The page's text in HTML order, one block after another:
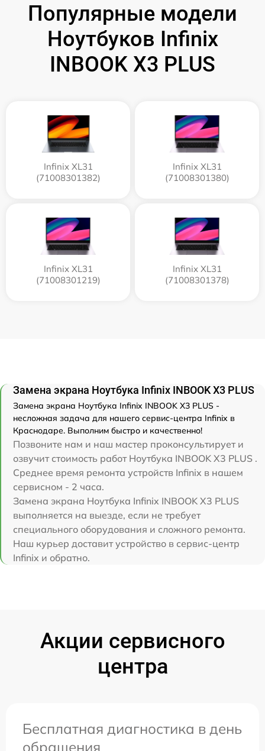
Популярные модели
Ноутбуков Infinix
INBOOK X3 PLUS
Infinix XL31
(71008301382)
Infinix XL31
(71008301380)
Infinix XL31
(71008301219)
Infinix XL31
(71008301378)
Замена экрана Ноутбука Infinix INBOOK X3 PLUS
Замена экрана Ноутбука Infinix INBOOK X3 PLUS -
несложная задача для нашего сервис-центра Infinix в
Краснодаре. Выполним быстро и качественно!
Позвоните нам и наш мастер проконсультирует и
озвучит стоимость работ Ноутбука INBOOK X3 PLUS .
Среднее время ремонта устройств Infinix в нашем
сервисном - 2 часа.
Замена экрана Ноутбука Infinix INBOOK X3 PLUS
выполняется на выезде, если не требует
специального оборудования и сложного ремонта.
Наш курьер доставит устройство в сервис-центр
Infinix и обратно.
Акции сервисного
центра
Бесплатная диагностика в день
обращения